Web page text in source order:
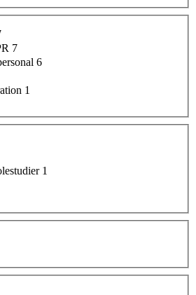
7
6
1
1